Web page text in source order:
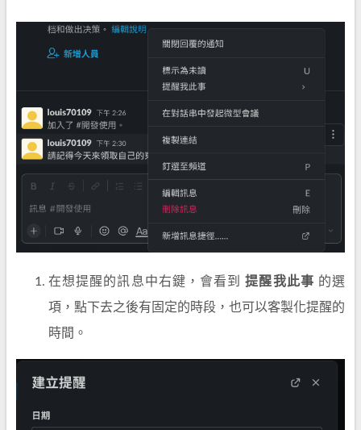
在想提醒的訊息中右鍵，會看到提醒我此事 的選
項，點下去之後有固定的時段，也可以客製化提醒的
時間。